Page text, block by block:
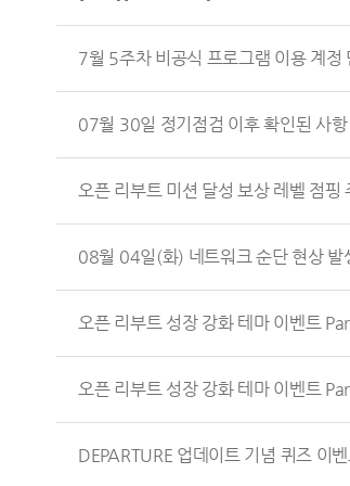
7월 5주차 비공식 프로그램 이용 계정
07월 30일 정기점검 이후 확인된 사항
오픈 리부트 미션 달성 보상 레벨 점핑
08월 04일(화) 네트워크 순단 현상 발
오픈 리부트 성장 강화 테마 이벤트
오픈 리부트 성장 강화 테마 이벤트
DEPARTURE 업데이트 기념 퀴즈 이